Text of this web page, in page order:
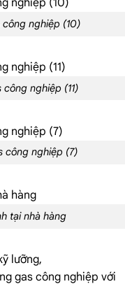
nghiệp (10)
nghiệp (11)
công nghiệp (7)
tại nhà hàng